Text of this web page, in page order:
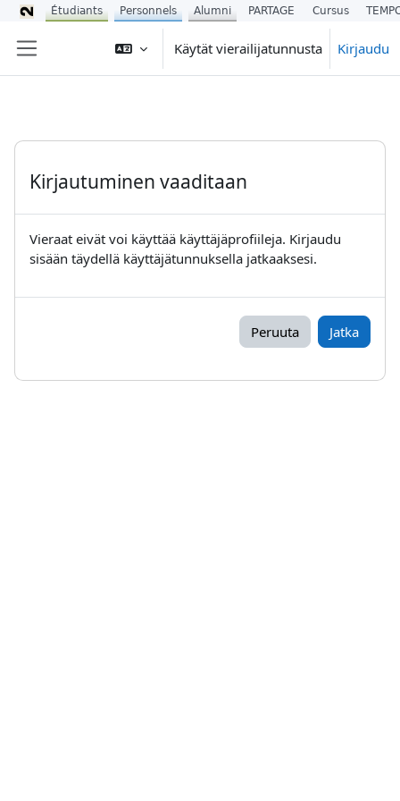
Käytät vierailijatunnusta Kirjaudu
Kirjautuminen vaaditaan
Vieraat eivät voi käyttää käyttäjäprofiileja. Kirjaudu
sisään täydellä käyttäjätunnuksella jatkaaksesi.
Peruuta Jatka
Étudiants Personnels Alumni PARTAGE Cursus